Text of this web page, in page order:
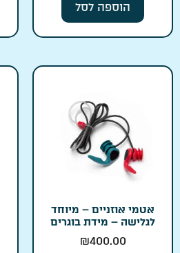
הוספה לסל
אטמי אוזניים – מיוחד
לגלישה – מידת בוגרים
₪400.00